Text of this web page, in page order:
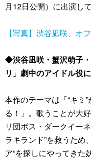
月12日公開）に出演し
【写真】渋谷凪咲、オ
◆渋谷凪咲・蟹沢萌子
リ」劇中のアイドル役に
本作のテーマは「“キミ
る！」。歌うことが大
リ団ボス・ダークイー
ラキランド”を救うため
ア”を探しにやってきた